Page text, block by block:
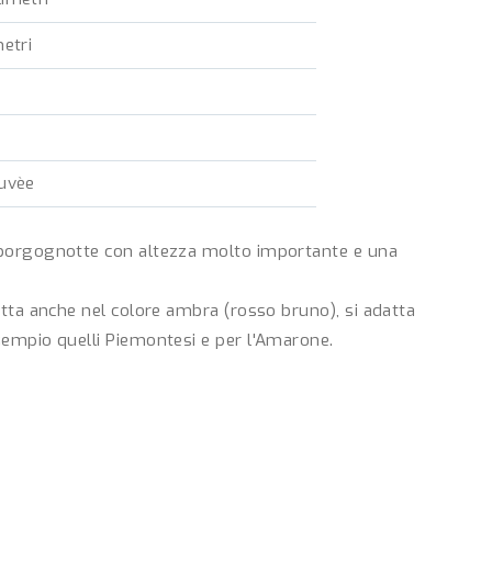
con altezza molto importante e una
anche nel colore ambra (rosso bruno), si adatta
quelli Piemontesi e per l'Amarone.